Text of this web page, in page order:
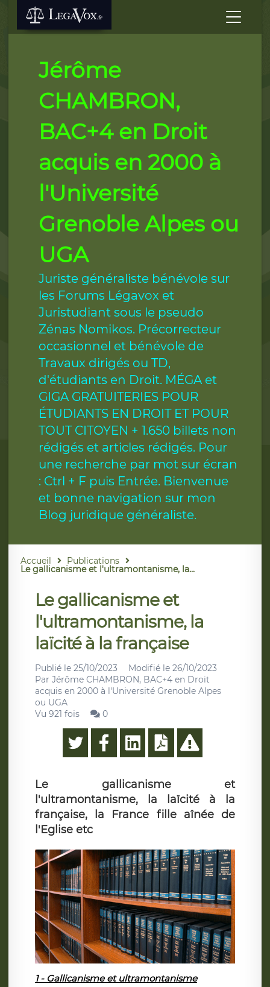
Jérôme
CHAMBRON,
BAC+4 en Droit
acquis en 2000 à
l'Université
Grenoble Alpes ou
UGA
Juriste généraliste bénévole sur
les Forums Légavox et
Juristudiant sous le pseudo
Zénas Nomikos. Précorrecteur
occasionnel et bénévole de
Travaux dirigés ou TD,
d'étudiants en Droit. MÉGA et
GIGA GRATUITERIES POUR
ÉTUDIANTS EN DROIT ET POUR
TOUT CITOYEN + 1.650 billets non
rédigés et articles rédigés. Pour
une recherche par mot sur écran
: Ctrl + F puis Entrée. Bienvenue
et bonne navigation sur mon
Blog juridique généraliste.
Accueil Publications
Le gallicanisme et l'ultramontanisme, la...
Le gallicanisme et
l'ultramontanisme, la
laïcité à la française
Publié le 25/10/2023 Modifié le 26/10/2023
Par Jérôme CHAMBRON, BAC+4 en Droit
acquis en 2000 à l'Université Grenoble Alpes
ou UGA
Vu 921 fois
0
Le gallicanisme et
l'ultramontanisme, la laïcité à la
française, la France fille aînée de
l'Eglise etc
1 - Gallicanisme et ultramontanisme